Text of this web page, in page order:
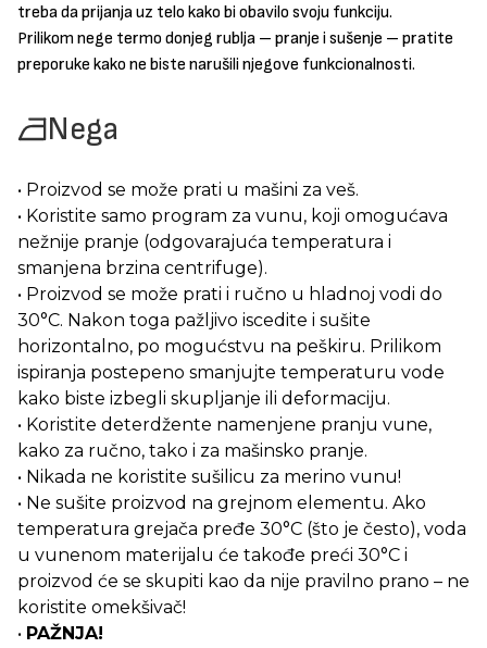
treba da prijanja uz telo kako bi obavilo svoju funkciju.
Prilikom nege termo donjeg rublja – pranje i sušenje – pratite
preporuke kako ne biste narušili njegove funkcionalnosti.
Nega
• Proizvod se može prati u mašini za veš.
• Koristite samo program za vunu, koji omogućava
nežnije pranje (odgovarajuća temperatura i
smanjena brzina centrifuge).
• Proizvod se može prati i ručno u hladnoj vodi do
30°C. Nakon toga pažljivo iscedite i sušite
horizontalno, po mogućstvu na peškiru. Prilikom
ispiranja postepeno smanjujte temperaturu vode
kako biste izbegli skupljanje ili deformaciju.
• Koristite deterdžente namenjene pranju vune,
kako za ručno, tako i za mašinsko pranje.
• Nikada ne koristite sušilicu za merino vunu!
• Ne sušite proizvod na grejnom elementu. Ako
temperatura grejača pređe 30°C (što je često), voda
u vunenom materijalu će takođe preći 30°C i
proizvod će se skupiti kao da nije pravilno prano – ne
koristite omekšivač!
• PAŽNJA!